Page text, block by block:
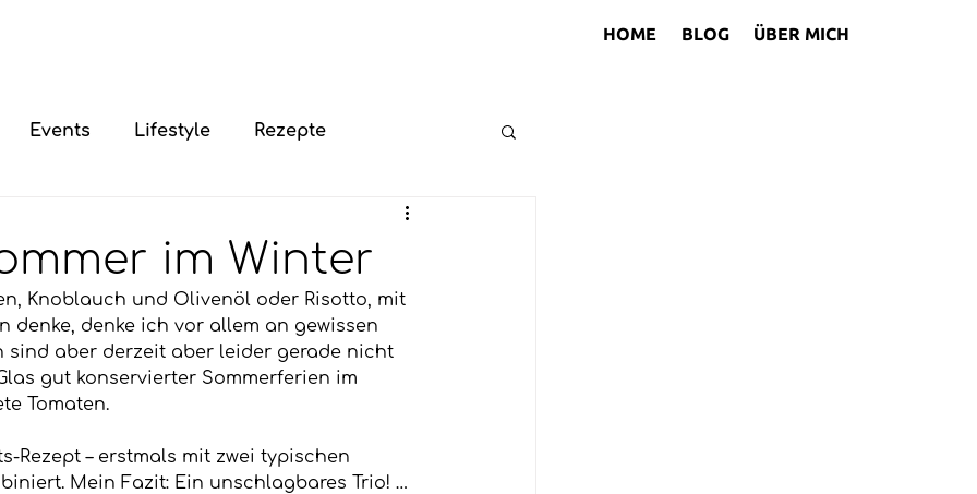
BLOG ÜBER MICH
HOME
Events Lifestyle Rezepte
im Winter
Knoblauch und Olivenöl oder Risotto, mit
denke, denke ich vor allem an gewissen
sind aber derzeit aber leider gerade nicht
gut konservierter Sommerferien im
Tomaten.
Rezept – erstmals mit zwei typischen
Mein Fazit: Ein unschlagbares Trio! …